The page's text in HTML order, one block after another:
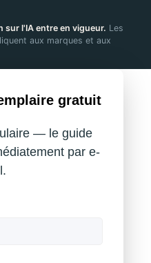
sur l'IA entre en vigueur. Les
aux marques et aux
gratuit
— le guide
par e-